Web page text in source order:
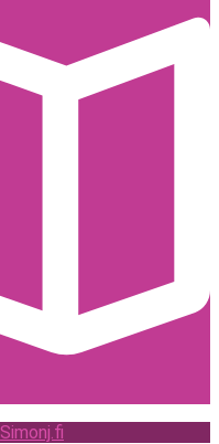
Simonj.fi